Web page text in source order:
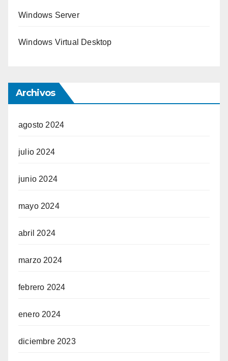
Windows Server
Windows Virtual Desktop
Archivos
agosto 2024
julio 2024
junio 2024
mayo 2024
abril 2024
marzo 2024
febrero 2024
enero 2024
diciembre 2023